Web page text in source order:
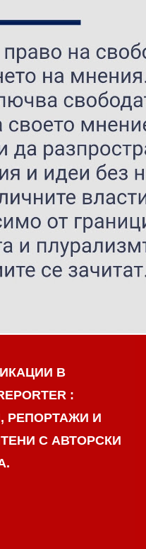
В
:
РЕПОРТАЖИ И
С АВТОРСКИ